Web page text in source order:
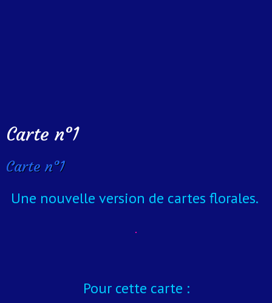
Carte n°1
Carte n°1
Une nouvelle version de cartes florales.
Pour cette carte :